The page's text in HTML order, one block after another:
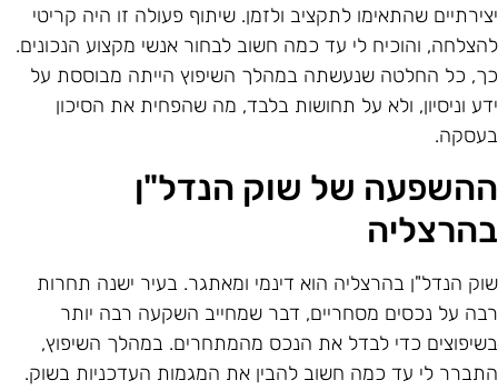
שהתאימו לתקציב ולזמן. שיתוף פעולה זו היה קריטי
והוכיח לי עד כמה חשוב לבחור אנשי מקצוע הנכונים.
כל החלטה שנעשתה במהלך השיפוץ הייתה מבוססת על
וניסיון, ולא על תחושות בלבד, מה שהפחית את הסיכון
של שוק הנדל"ן
הנדל"ן בהרצליה הוא דינמי ומאתגר. בעיר ישנה תחרות
על נכסים מסחריים, דבר שמחייב השקעה רבה יותר
כדי לבדל את הנכס מהמתחרים. במהלך השיפוץ,
לי עד כמה חשוב להבין את המגמות העדכניות בשוק.